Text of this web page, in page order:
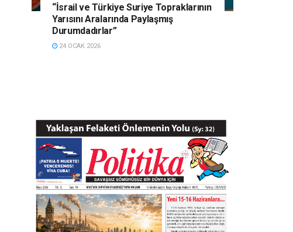
“İsrail ve Türkiye Suriye Topraklarının
Yarısını Aralarında Paylaşmış
Durumdadırlar”
24 OCAK 2026